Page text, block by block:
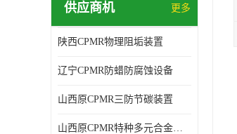
供应商机 更多
陕西CPMR物理阻垢装置
辽宁CPMR防蜡防腐蚀设备
山西原CPMR三防节碳装置
山西原CPMR特种多元合金防垢除垢设备